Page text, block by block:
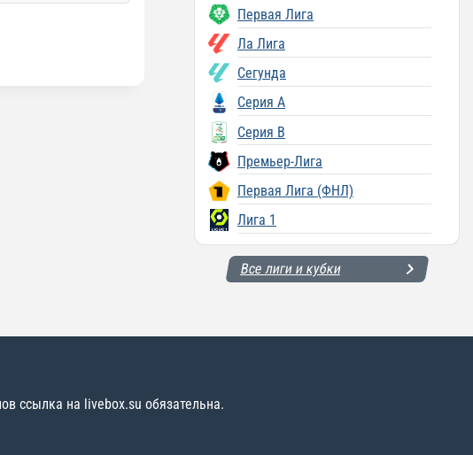
Первая Лига
Ла Лига
Сегунда
Серия A
Серия B
Премьер-Лига
Первая Лига (ФНЛ)
Лига 1
Все лиги и кубки
ссылка на livebox.su обязательна.